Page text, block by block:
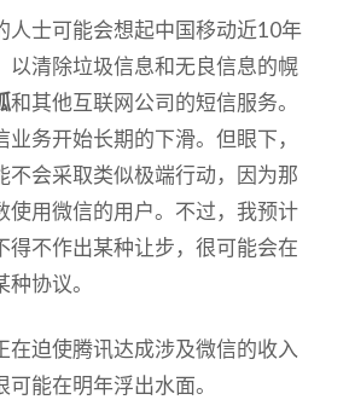
人士可能会想起中国移动近10年
以清除垃圾信息和无良信息的幌
和其他互联网公司的短信服务。
务开始长期的下滑。但眼下，
不会采取类似极端行动，因为那
使用微信的用户。不过，我预计
得不作出某种让步，很可能会在
协议。
在迫使腾讯达成涉及微信的收入
能在明年浮出水面。